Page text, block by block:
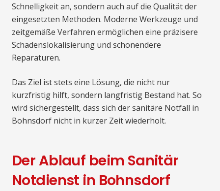
Schnelligkeit an, sondern auch auf die Qualität der
eingesetzten Methoden. Moderne Werkzeuge und
zeitgemäße Verfahren ermöglichen eine präzisere
Schadenslokalisierung und schonendere
Reparaturen.
Das Ziel ist stets eine Lösung, die nicht nur
kurzfristig hilft, sondern langfristig Bestand hat. So
wird sichergestellt, dass sich der sanitäre Notfall in
Bohnsdorf nicht in kurzer Zeit wiederholt.
Der Ablauf beim Sanitär
Notdienst in Bohnsdorf